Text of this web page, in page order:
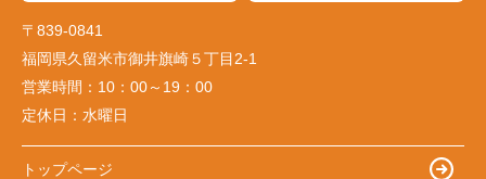
〒839-0841
福岡県久留米市御井旗崎５丁目2-1
営業時間： 10：00～19：00
定休日： 水曜日
トップページ